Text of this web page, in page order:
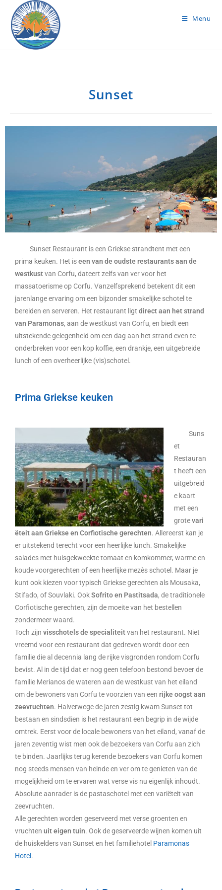
Menu
Sunset
Sunset Restaurant is een Griekse strandtent met een
prima keuken. Het iseen van de oudste restaurants aan de
westkustvan Corfu, dateert zelfs van ver voor het
massatoerisme op Corfu. Vanzelfsprekend betekent dit een
jarenlange ervaring om een bijzonder smakelijke schotel te
bereiden en serveren. Het restaurant ligt direct aan het strand
van Paramonas, aan de westkust van Corfu, en biedt een
uitstekende gelegenheid om een dag aan het strand even te
onderbreken voor een kop koffie, een drankje, een uitgebreide
lunch of een overheerlijke (vis)schotel.
Prima Griekse keuken
Suns
et
Restauran
t heeft een
uitgebreid
e kaart
met een
grotevari
ëteit aan Griekse en Corfiotische gerechten. Allereerst kan je
er uitstekend terecht voor een heerlijke lunch. Smakelijke
salades met huisgekweekte tomaat en komkommer, warme en
koude voorgerechten of een heerlijke mezès schotel. Maar je
kunt ook kiezen voor typisch Griekse gerechten als Mousaka,
Stifado, of Souvlaki. OokSofrito en Pastitsada, de traditionele
Corfiotische gerechten, zijn de moeite van het bestellen
zondermeer waard.
Toch zijn visschotels de specialiteitvan het restaurant. Niet
vreemd voor een restaurant dat gedreven wordt door een
familie die al decennia lang de rijke visgronden rondom Corfu
bevist. Al in de tijd dat er nog geen telefoon bestond bevoer de
familie Merianos de wateren aan de westkust van het eiland
om de bewoners van Corfu te voorzien van een rijke oogst aan
zeevruchten. Halverwege de jaren zestig kwam Sunset tot
bestaan en sindsdien is het restaurant een begrip in de wijde
omtrek. Eerst voor de locale bewoners van het eiland, vanaf de
jaren zeventig wist men ook de bezoekers van Corfu aan zich
te binden. Jaarlijks terug kerende bezoekers van Corfu komen
nog steeds mensen van heinde en ver om te genieten van de
mogelijkheid om te ervaren wat verse vis nu eigenlijk inhoudt.
Absolute aanrader is de pastaschotel met een variëteit van
zeevruchten.
Alle gerechten worden geserveerd met verse groenten en
vruchten uit eigen tuin. Ook de geserveerde wijnen komen uit
de huiskelders van Sunset en het familiehotel Paramonas
Hotel .